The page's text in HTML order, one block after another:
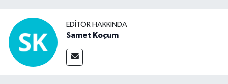
EDITÖR HAKKINDA
Samet Koçum